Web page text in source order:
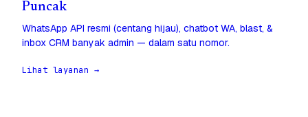
Puncak
WhatsApp API resmi (centang hijau), chatbot WA, blast, &
inbox CRM banyak admin — dalam satu nomor.
Lihat layanan →